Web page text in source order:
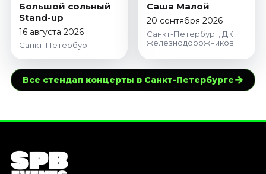
Большой сольный
Stand-up
16 августа 2026
Санкт-Петербург
Саша Малой
20 сентября 2026
Санкт-Петербург, ДК
железнодорожников
Все стендап концерты в Санкт-Петербурге→